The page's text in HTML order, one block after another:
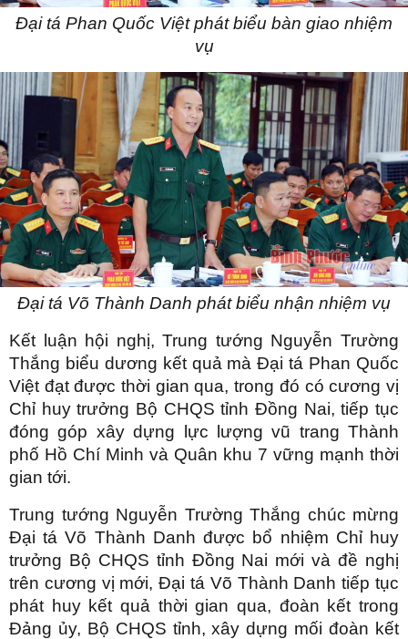
Đại tá Phan Quốc Việt phát biểu bàn giao nhiệm
vụ
Đại tá Võ Thành Danh phát biểu nhận nhiệm vụ
Kết luận hội nghị, Trung tướng Nguyễn Trường
Thắng biểu dương kết quả mà Đại tá Phan Quốc
Việt đạt được thời gian qua, trong đó có cương vị
Chỉ huy trưởng Bộ CHQS tỉnh Đồng Nai, tiếp tục
đóng góp xây dựng lực lượng vũ trang Thành
phố Hồ Chí Minh và Quân khu 7 vững mạnh thời
gian tới.
Trung tướng Nguyễn Trường Thắng chúc mừng
Đại tá Võ Thành Danh được bổ nhiệm Chỉ huy
trưởng Bộ CHQS tỉnh Đồng Nai mới và đề nghị
trên cương vị mới, Đại tá Võ Thành Danh tiếp tục
phát huy kết quả thời gian qua, đoàn kết trong
Đảng ủy, Bộ CHQS tỉnh, xây dựng mối đoàn kết